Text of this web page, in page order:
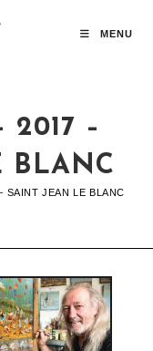
MENU
2017 –
BLANC
SAINT JEAN LE BLANC